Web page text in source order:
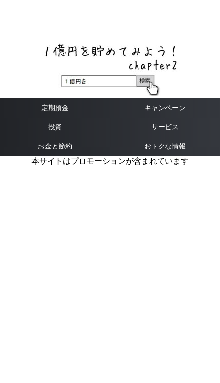
定期預金 キャンペーン
投資 サービス
お金と節約 おトクな情報
本サイトはプロモーションが含まれています